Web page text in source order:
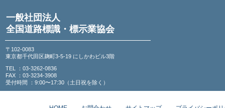
一般社団法人
全国道路標識・標示業協会
〒102-0083
東京都千代田区麹町3-5-19 にしかわビル3階
TEL ：03-3262-0836
FAX ：03-3234-3908
受付時間 ：9:00〜17:30（土日祝を除く）